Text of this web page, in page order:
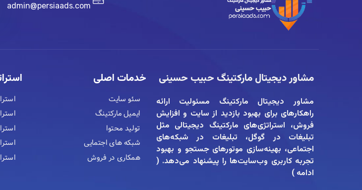
admin@persiaads.com
مشاور دیجیتال مارکتینگ حبیب حسینی
مشاور دیجیتال مارکتینگ مسئولیت ارائه
راهکارهای برای بهبود بازدید از سایت و افزایش
فروش، استراتژی‌های مارکتینگ دیجیتالی مثل
تبلیغات در گوگل، تبلیغات در شبکه‌های
اجتماعی، بهینه‌سازی موتورهای جستجو و بهبود
تجربه کاربری وب‌سایت‌ها را پیشنهاد می‌دهد. (
ادامه )
خدمات اصلی
سئو سایت
ایمیل مارکتینگ
تولید محتوا
شبکه های اجتمایی
همکاری در فروش